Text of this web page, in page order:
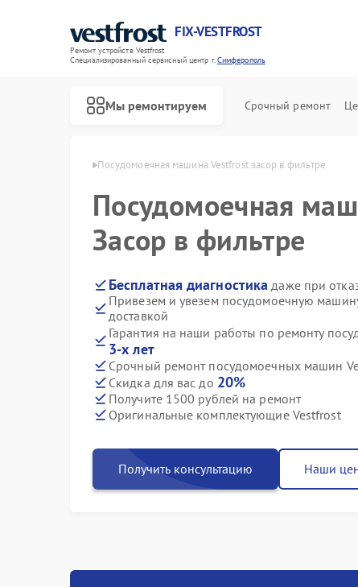
FIX-VESTFROST
Ремонт устройств Vestfrost
Специализированный cервисный центр г.Симферополь
Мы ремонтируем Срочный ремонт
Посудомоечная машина Vestfrost засор в фильтре
Посудомоечная
Засор в фильтре
Бесплатная диагностика даже при
Привезем и увезем посудомоечную
доставкой
Гарантия на наши работы по ремонту
3-х лет
Срочный ремонт посудомоечных машин
Скидка для вас до 20%
Получите 1500 рублей на ремонт
Оригинальные комплектующие Vestfrost
Получить консультацию Наши